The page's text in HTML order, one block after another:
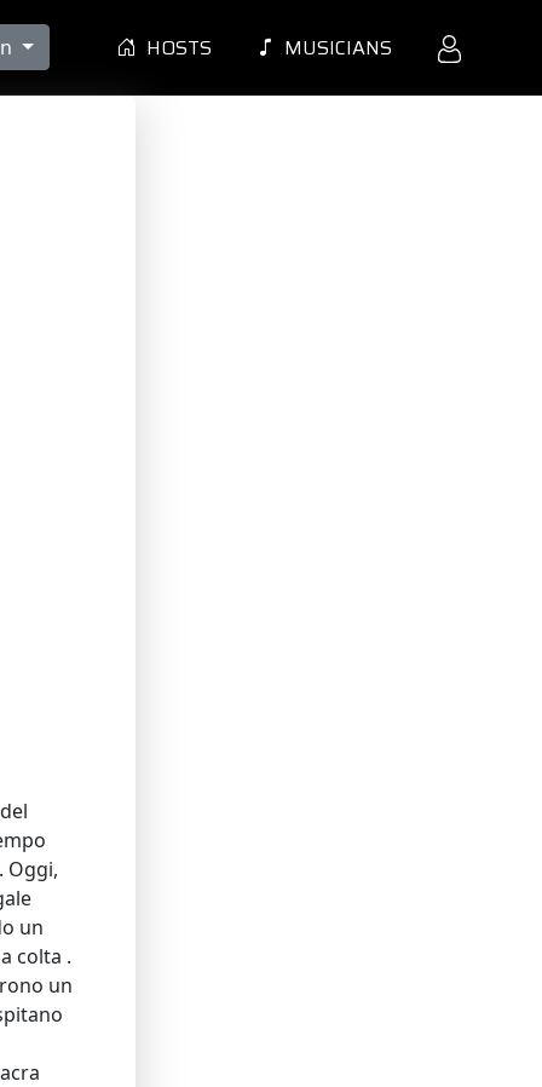
HOSTS MUSICIANS
Oggi,
un
colta .​
un